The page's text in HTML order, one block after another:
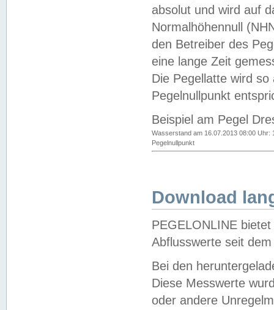
absolut und wird auf
Normalhöhennull
den Betreiber des
eine lange Zeit
Die Pegellatte wird
Pegelnullpunkt
Beispiel am Pegel
Wasserstand am 16.07.2013 08:00 Uhr:
Pegelnullpunkt
Download
PEGELONLINE
Abflusswerte seit
Bei den
Diese Messwerte
oder andere